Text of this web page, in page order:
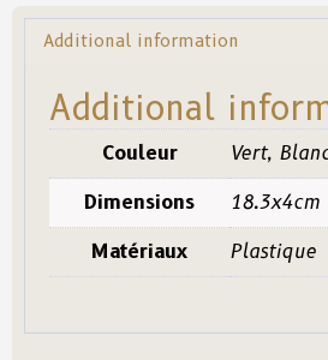
Additional information
Additional
Couleur Vert,
Dimensions 18.3x4cm
Matériaux Plastique